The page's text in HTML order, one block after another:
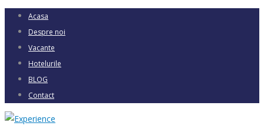
Acasa
Despre noi
Vacante
Hotelurile
BLOG
Contact